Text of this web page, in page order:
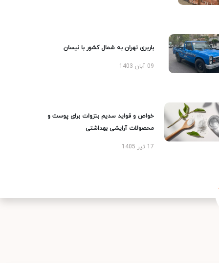
باربری تهران به شمال کشور با نیسان
09 آبان 1403
خواص و فواید سدیم بنزوات برای پوست و
محصولات آرایشی بهداشتی
17 تیر 1405